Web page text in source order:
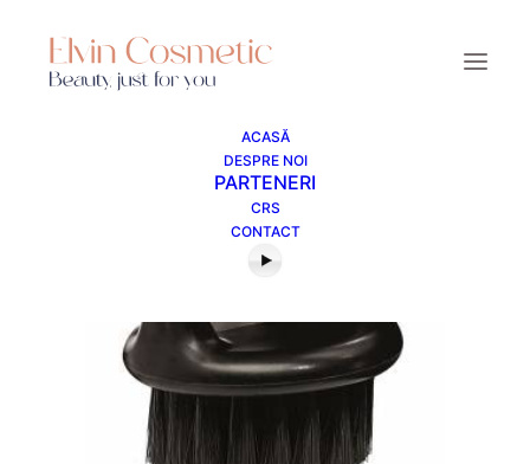
ACASĂ
DESPRE NOI
PARTENERI
CRS
CONTACT